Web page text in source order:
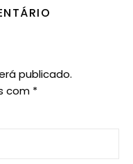
publicado.
com *